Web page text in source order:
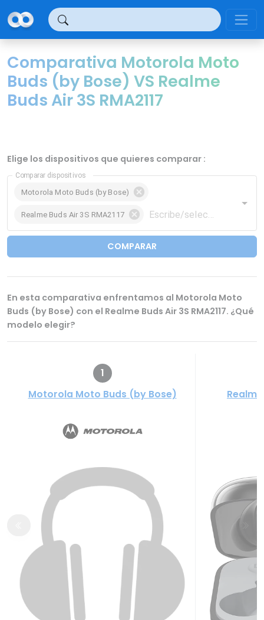
Comparativa Motorola Moto
Buds (by Bose) VS Realme
Buds Air 3S RMA2117
Elige los dispositivos que quieres comparar :
Comparar dispositivos
Motorola Moto Buds (by Bose)
Realme Buds Air 3S RMA2117
COMPARAR
En esta comparativa enfrentamos al Motorola Moto
Buds (by Bose) con el Realme Buds Air 3S RMA2117. ¿Qué
modelo elegir?
1
Motorola Moto Buds (by Bose)
Realme
Panel de gestión de cookies